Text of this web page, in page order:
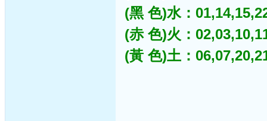
(黑 色)水：
(赤 色)火：
(黃 色)土：